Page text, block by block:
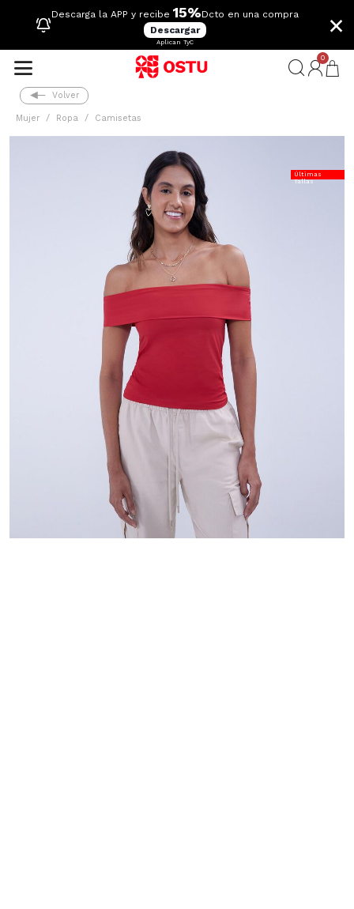
Descarga la APP y recibe 15%Dcto en una compra
Descargar
Aplican TyC
×
0
Volver
Mujer Ropa Camisetas
Últimas
Tallas